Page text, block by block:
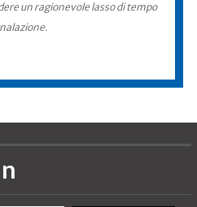
un ragionevole lasso di tempo